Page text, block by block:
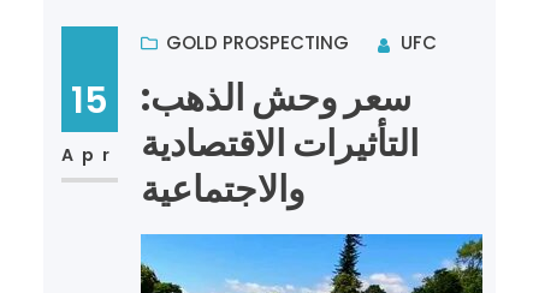
15
Apr
GOLD PROSPECTING UFC
سعر وحش الذهب:
التأثيرات الاقتصادية
والاجتماعية